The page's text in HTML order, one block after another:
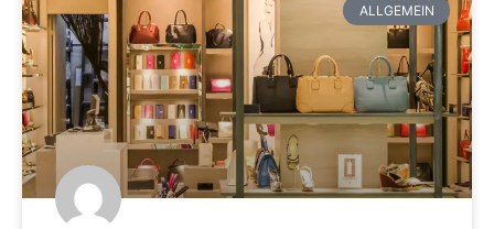
ALLGEMEIN